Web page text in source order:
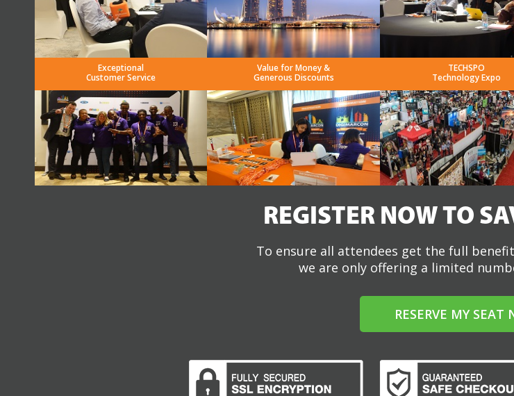
Exceptional
Customer Service
Value for Money &
Generous Discounts
TECHSPO
Technology Expo
REGISTER NOW TO
To ensure all attendees get the full
we are only offering a limited
RESERVE MY SEAT